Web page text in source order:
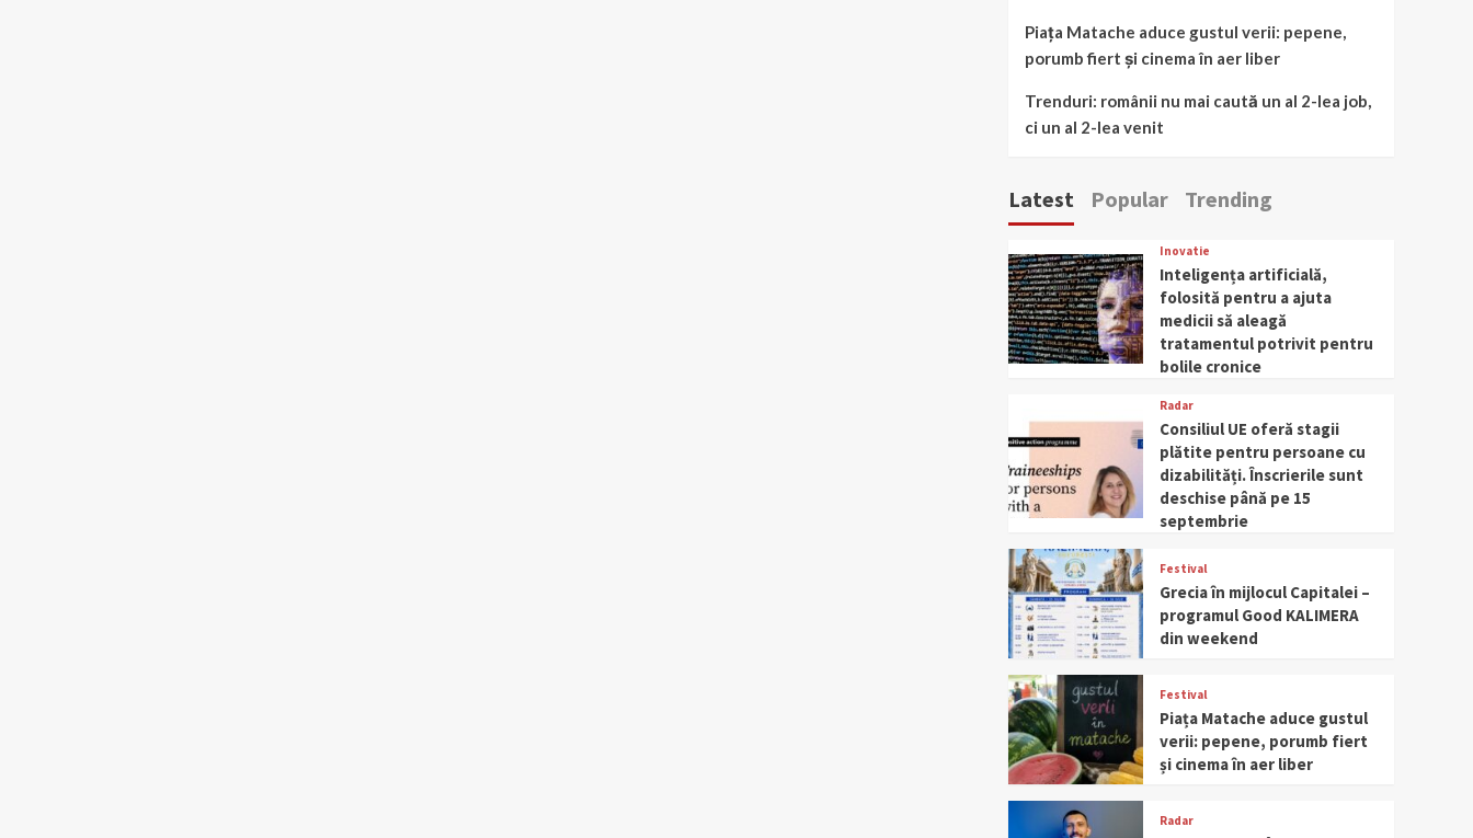
Piața Matache aduce gustul verii: pepene,
porumb fiert și cinema în aer liber
Trenduri: românii nu mai caută un al 2-lea job,
ci un al 2-lea venit
Latest Popular Trending
Inovatie
Inteligența artificială,
folosită pentru a ajuta
medicii să aleagă
tratamentul potrivit pentru
bolile cronice
Radar
Consiliul UE oferă stagii
plătite pentru persoane cu
dizabilități. Înscrierile sunt
deschise până pe 15
septembrie
Festival
Grecia în mijlocul Capitalei –
programul Good KALIMERA
din weekend
Festival
Piața Matache aduce gustul
verii: pepene, porumb fiert
și cinema în aer liber
Radar